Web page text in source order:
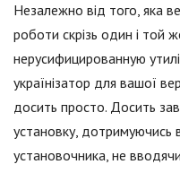
Незалежно від того, яка
роботи скрізь один і той
нерусифицированную
українізатор для вашої
досить просто. Досить
установку, дотримуючись
установочника, не вводячи